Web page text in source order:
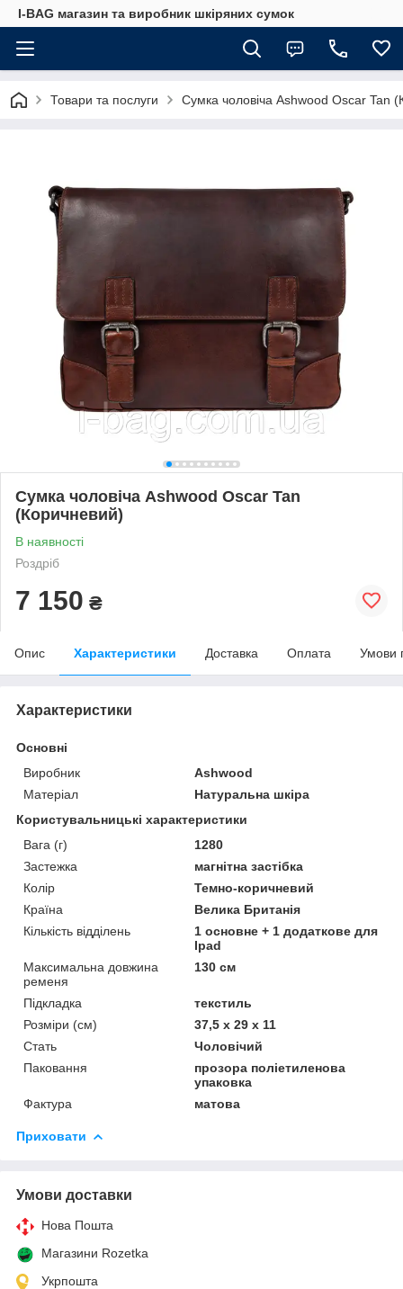
I-BAG магазин та виробник шкіряних сумок
Товари та послуги Сумка чоловіча Ashwood Oscar Tan
Сумка чоловіча Ashwood Oscar Tan
(Коричневий)
В наявності
Роздріб
7 150 ₴
Опис Характеристики Доставка Оплата Умови
Характеристики
Основні
Виробник
Ashwood
Матеріал
Натуральна шкіра
Користувальницькі характеристики
Вага (г)
1280
Застежка
магнітна застібка
Колір
Темно-коричневий
Країна
Велика Британія
Кількість відділень
1 основне + 1 додаткове для
Ipad
Максимальна довжина
ременя
130 см
Підкладка
текстиль
Розміри (см)
37,5 x 29 x 11
Стать
Чоловічий
Паковання
прозора поліетиленова
упаковка
Фактура
матова
Приховати
Умови доставки
Нова Пошта
Магазини Rozetka
Укрпошта